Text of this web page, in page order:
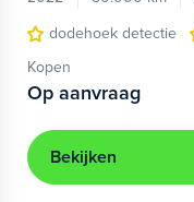
dodehoek detectie
Kopen
Op aanvraag
Bekijken